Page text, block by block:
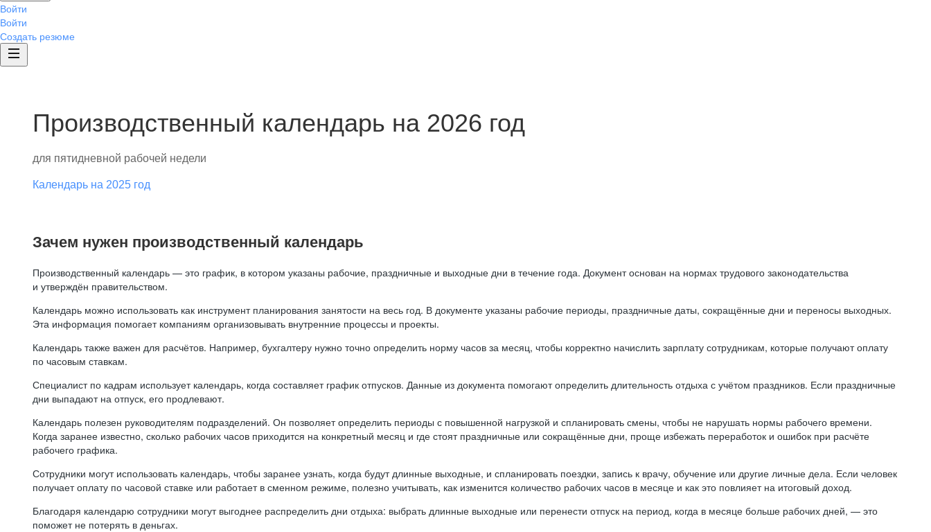
Войти
Войти
Создать резюме
Производственный календарь на 2026 год
для пятидневной рабочей недели
Календарь на 2025 год
Зачем нужен производственный календарь
Производственный календарь — это график, в котором указаны рабочие, праздничные и выходные дни в течение года. Документ основан на нормах трудового законодательства
и утверждён правительством.
Календарь можно использовать как инструмент планирования занятости на весь год. В документе указаны рабочие периоды, праздничные даты, сокращённые дни и переносы выходных.
Эта информация помогает компаниям организовывать внутренние процессы и проекты.
Календарь также важен для расчётов. Например, бухгалтеру нужно точно определить норму часов за месяц, чтобы корректно начислить зарплату сотрудникам, которые получают оплату
по часовым ставкам.
Специалист по кадрам использует календарь, когда составляет график отпусков. Данные из документа помогают определить длительность отдыха с учётом праздников. Если праздничные
дни выпадают на отпуск, его продлевают.
Календарь полезен руководителям подразделений. Он позволяет определить периоды с повышенной нагрузкой и спланировать смены, чтобы не нарушать нормы рабочего времени.
Когда заранее известно, сколько рабочих часов приходится на конкретный месяц и где стоят праздничные или сокращённые дни, проще избежать переработок и ошибок при расчёте
рабочего графика.
Сотрудники могут использовать календарь, чтобы заранее узнать, когда будут длинные выходные, и спланировать поездки, запись к врачу, обучение или другие личные дела. Если человек
получает оплату по часовой ставке или работает в сменном режиме, полезно учитывать, как изменится количество рабочих часов в месяце и как это повлияет на итоговый доход.
Благодаря календарю сотрудники могут выгоднее распределить дни отдыха: выбрать длинные выходные или перенести отпуск на период, когда в месяце больше рабочих дней, — это
поможет не потерять в деньгах.